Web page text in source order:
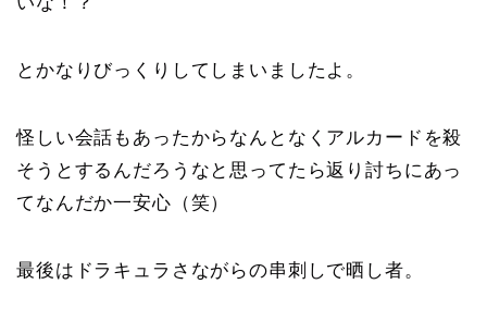
とかなりびっくりしてしまいましたよ。
怪しい会話もあったからなんとなくアルカードを殺
そうとするんだろうなと思ってたら返り討ちにあっ
てなんだか一安心（笑）
最後はドラキュラさながらの串刺しで晒し者。